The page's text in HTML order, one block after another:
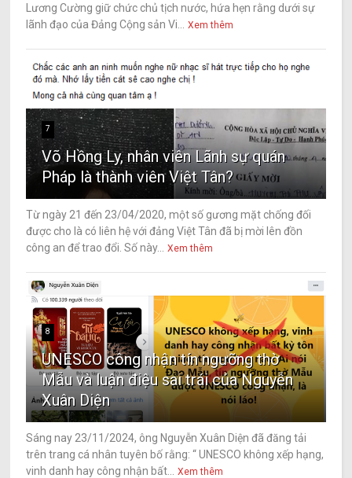
Lương Cường giữ chức chủ tịch nước, hứa hẹn rằng dưới sự
lãnh đạo của Đảng Cộng sản Vi...
Xem thêm
7
Võ Hồng Ly, nhân viên Lãnh sự quán
Pháp là thành viên Việt Tân?
Từ ngày 21 đến 23/04/2020, một số gương mặt chống đối
được cho là có liên hệ với đảng Việt Tân đã bị mời lên đồn
công an để trao đổi. Số này...
Xem thêm
8
UNESCO công nhận tín ngưỡng thờ
Mẫu và luận điệu sai trái của Nguyễn
Xuân Diện
Sáng nay 23/11/2024, ông Nguyễn Xuân Diện đã đăng tải
trên trang cá nhân tuyên bố rằng: “ UNESCO không xếp hạng,
vinh danh hay công nhận bất...
Xem thêm